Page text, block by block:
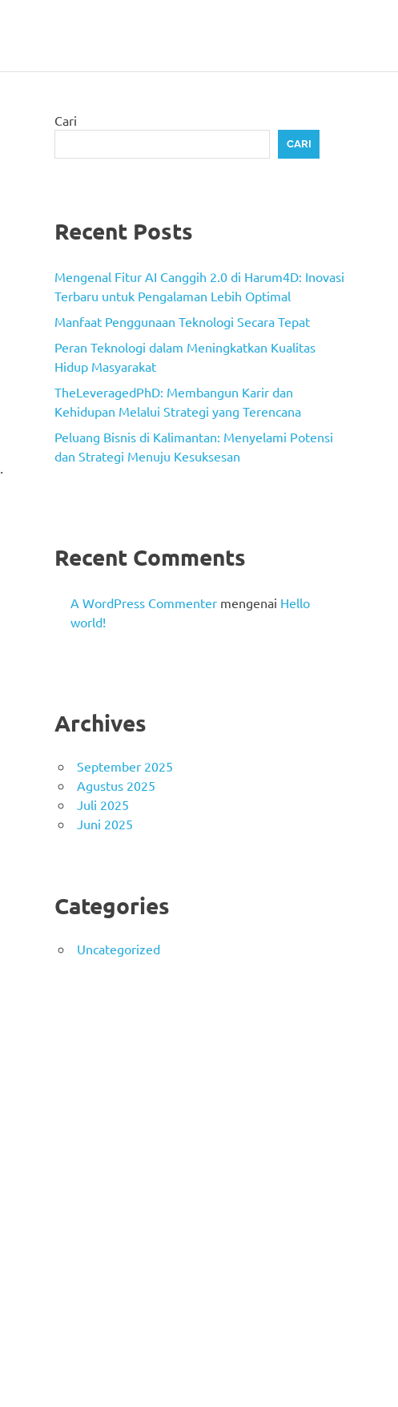
Cari
CARI
Recent Posts
Mengenal Fitur AI Canggih 2.0 di Harum4D: Inovasi
Terbaru untuk Pengalaman Lebih Optimal
Manfaat Penggunaan Teknologi Secara Tepat
Peran Teknologi dalam Meningkatkan Kualitas
Hidup Masyarakat
TheLeveragedPhD: Membangun Karir dan
Kehidupan Melalui Strategi yang Terencana
Peluang Bisnis di Kalimantan: Menyelami Potensi
dan Strategi Menuju Kesuksesan
Recent Comments
A WordPress Commenter mengenai Hello
world!
Archives
September 2025
Agustus 2025
Juli 2025
Juni 2025
Categories
Uncategorized